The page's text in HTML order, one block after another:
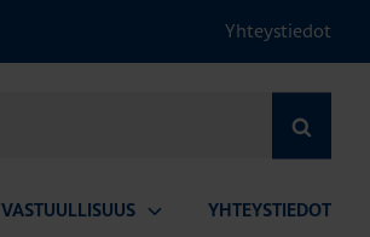
Yhteystiedot
VASTUULLISUUS YHTEYSTIEDOT